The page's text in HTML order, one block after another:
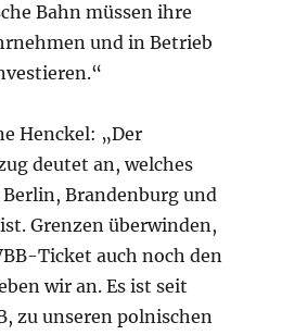
Bahn müssen ihre
und in Betrieb
Henckel: „Der
deutet an, welches
Brandenburg und
Grenzen überwinden,
Ticket auch noch den
wir an. Es ist seit
zu unseren polnischen